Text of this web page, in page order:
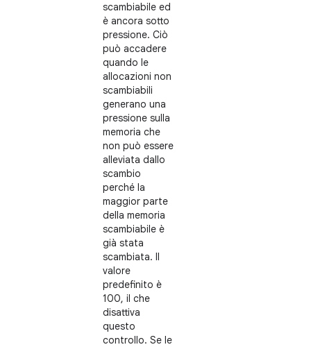
scambiabile ed
è ancora sotto
pressione. Ciò
può accadere
quando le
allocazioni non
scambiabili
generano una
pressione sulla
memoria che
non può essere
alleviata dallo
scambio
perché la
maggior parte
della memoria
scambiabile è
già stata
scambiata. Il
valore
predefinito è
100, il che
disattiva
questo
controllo. Se le